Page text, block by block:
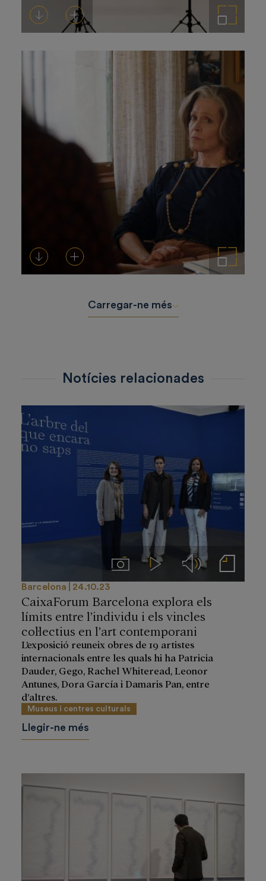
Descarregar-ho Afegeix a la cistella Amplia la imatge
Descarregar-ho Afegeix a la cistella Amplia la imatge
Carregar-ne més
Notícies relacionades
ImágenesVideos Audios Notas de prensa
Barcelona 24.10.23
CaixaForum Barcelona explora els
límits entre l’individu i els vincles
col·lectius en l’art contemporani
L’exposició reuneix obres de 19 artistes
internacionals entre les quals hi ha Patricia
Dauder, Gego, Rachel Whiteread, Leonor
Antunes, Dora García i Damaris Pan, entre
d’altres.
Museus i centres culturals
Llegir-ne més